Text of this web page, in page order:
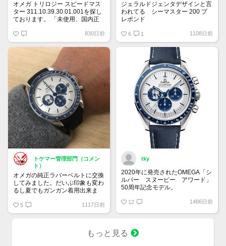
オメガ トリロジー スピードマス
ター 311.10.39.30.01.001を探し
ております。 「未使用、国内正
り希望」 予算は120万円です。
宜しくお願い致します。
830日前
ジェラルドジェンタデザインと言
われてる シーマスター 200 プ
レポンド
は貴重
6 1 1108日前
トケマー管理部門（コメン
ト）
オメガの純正ラバーベルトに交換
してみました。だいぶ印象も変わ
るし夏でもガンガン着用出来ま
5 1117日前
tky
2020年に発売されたOMEGA「シ
ルバー スヌーピー アワード」
50周年記念モデル。
とベゼルやインダイヤルの少し暗
ピーが現れるというユニークなモ
12 1486日前
もっと見る